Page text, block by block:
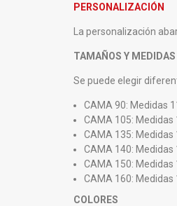
PERSONALIZACIÓN
La personalización
TAMAÑOS Y MEDIDAS
Se puede elegir
CAMA 90: Medidas
CAMA 105: Medidas
CAMA 135: Medidas
CAMA 140: Medidas
CAMA 150: Medidas
CAMA 160: Medidas
COLORES